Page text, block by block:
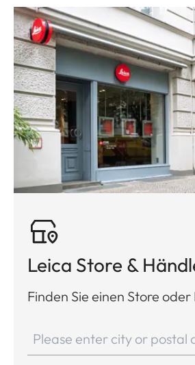
Leica Store &
Finden Sie einen Store